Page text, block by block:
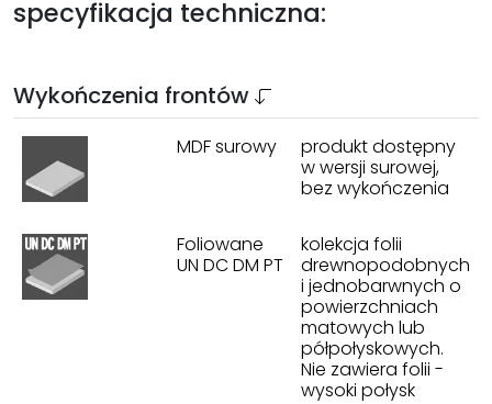
specyfikacja techniczna:
Wykończenia frontów
MDF surowy
produkt dostępny
w wersji surowej,
bez wykończenia
Foliowane
UN DC DM PT
kolekcja folii
drewnopodobnych
i jednobarwnych o
powierzchniach
matowych lub
półpołyskowych.
Nie zawiera folii -
wysoki połysk